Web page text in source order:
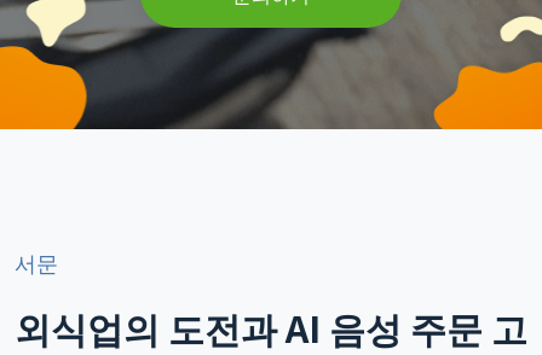
서문
외식업의 도전과 AI 음성 주문 고